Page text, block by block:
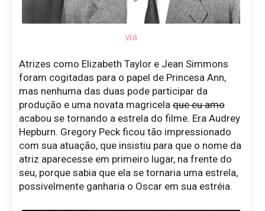
via
Atrizes como Elizabeth Taylor e Jean Simmons
foram cogitadas para o papel de Princesa Ann,
mas nenhuma das duas pode participar da
produção e uma novata magricelaque eu amo
acabou se tornando a estrela do filme. Era Audrey
Hepburn. Gregory Peck ficou tão impressionado
com sua atuação, que insistiu para que o nome da
atriz aparecesse em primeiro lugar, na frente do
seu, porque sabia que ela se tornaria uma estrela,
possivelmente ganharia o Oscar em sua estréia.